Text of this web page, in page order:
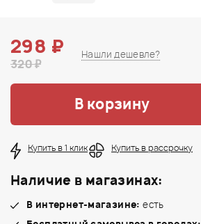
298 ₽
320 ₽
Нашли дешевле?
В корзину
Купить в 1 клик Купить в рассрочку
Наличие в магазинах:
В интернет-магазине: есть